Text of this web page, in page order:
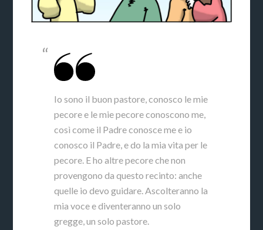
Io sono il buon pastore, conosco le mie
pecore e le mie pecore conoscono me,
così come il Padre conosce me e io
conosco il Padre, e do la mia vita per le
pecore. E ho altre pecore che non
provengono da questo recinto: anche
quelle io devo guidare. Ascolteranno la
mia voce e diventeranno un solo
gregge, un solo pastore.